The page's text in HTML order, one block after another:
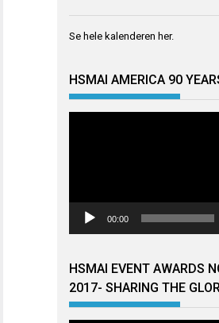
Se hele kalenderen her.
HSMAI AMERICA 90
00:00
HSMAI EVENT AWARDS
2017- SHARING THE